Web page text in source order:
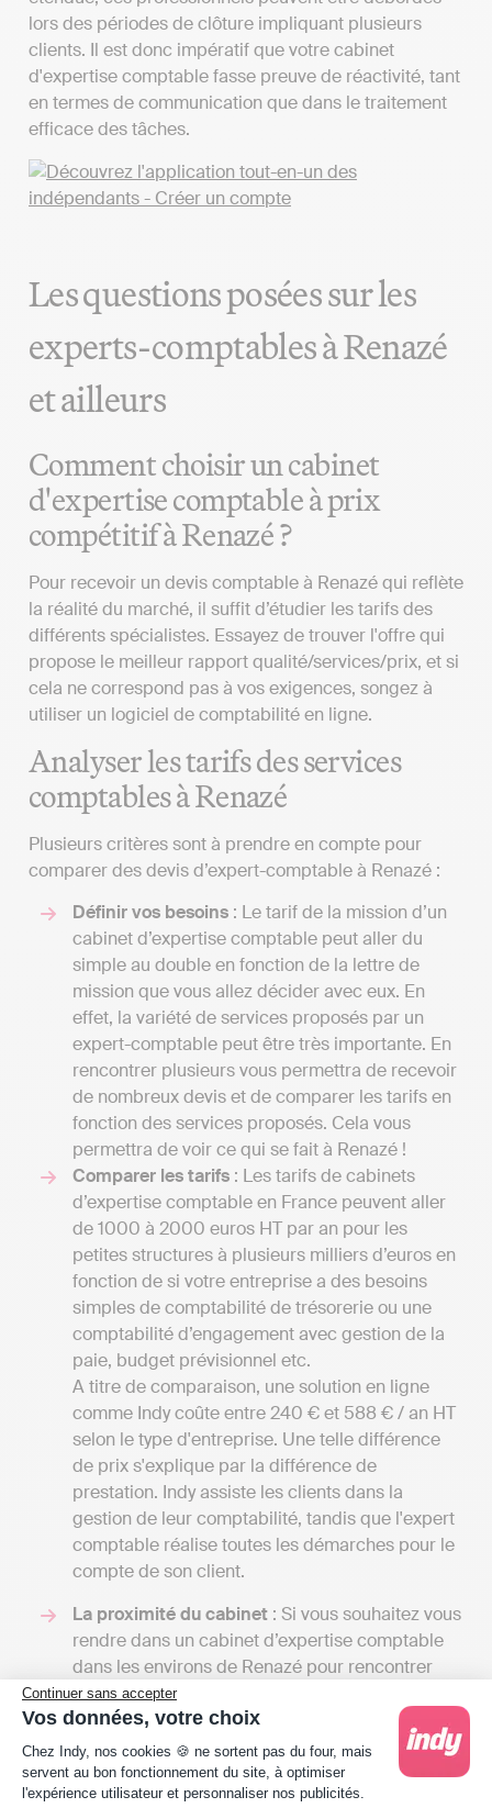
Continuer sans accepter
Vos données, votre choix
Plateforme de Gestion du Consentement :
Chez Indy, nos cookies 🍪 ne sortent pas du four, mais
servent au bon fonctionnement du site, à optimiser
l'expérience utilisateur et personnaliser nos publicités.
lors des périodes de clôture impliquant plusieurs
clients. Il est donc impératif que votre cabinet
d'expertise comptable fasse preuve de réactivité, tant
en termes de communication que dans le traitement
efficace des tâches.
Les questions posées sur les
experts-comptables à Renazé
et ailleurs
Comment choisir un cabinet
d'expertise comptable à prix
compétitif à Renazé ?
Pour recevoir un devis comptable à Renazé qui reflète
la réalité du marché, il suffit d’étudier les tarifs des
différents spécialistes. Essayez de trouver l'offre qui
propose le meilleur rapport qualité/services/prix, et si
cela ne correspond pas à vos exigences, songez à
utiliser un logiciel de comptabilité en ligne.
Analyser les tarifs des services
comptables à Renazé
Plusieurs critères sont à prendre en compte pour
comparer des devis d’expert-comptable à Renazé :
Définir vos besoins : Le tarif de la mission d’un
cabinet d’expertise comptable peut aller du
simple au double en fonction de la lettre de
mission que vous allez décider avec eux. En
effet, la variété de services proposés par un
expert-comptable peut être très importante. En
rencontrer plusieurs vous permettra de recevoir
de nombreux devis et de comparer les tarifs en
fonction des services proposés. Cela vous
permettra de voir ce qui se fait à Renazé !
Comparer les tarifs : Les tarifs de cabinets
d’expertise comptable en France peuvent aller
de 1000 à 2000 euros HT par an pour les
petites structures à plusieurs milliers d’euros en
fonction de si votre entreprise a des besoins
simples de comptabilité de trésorerie ou une
comptabilité d’engagement avec gestion de la
paie, budget prévisionnel etc.
A titre de comparaison, une solution en ligne
comme Indy coûte entre 240 € et 588 € / an HT
selon le type d'entreprise. Une telle différence
de prix s'explique par la différence de
prestation. Indy assiste les clients dans la
gestion de leur comptabilité, tandis que l'expert
comptable réalise toutes les démarches pour le
compte de son client.
La proximité du cabinet : Si vous souhaitez vous
rendre dans un cabinet d’expertise comptable
dans les environs de Renazé pour rencontrer
votre expert, autant qu’il soit au plus proche de
votre lieu de travail ou de vie. Cependant, si la
proximité du cabinet est un critère important
pour vous, essayez de ne pas transiger sur la
qualité de ce dernier. Il est parfois plus judicieux